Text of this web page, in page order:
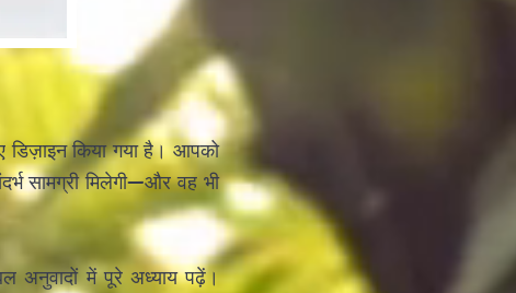
किया गया है। आपको
सामग्री मिलेगी—और वह भी
अनुवादों में पूरे अध्याय पढ़ें।